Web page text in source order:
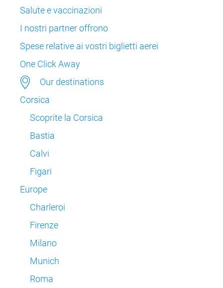
Salute e vaccinazioni
I nostri partner offrono
Spese relative ai vostri biglietti aerei
One Click Away
Our destinations
Corsica
Scoprite la Corsica
Bastia
Calvi
Figari
Europe
Charleroi
Firenze
Milano
Munich
Roma